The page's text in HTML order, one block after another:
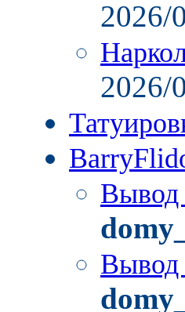
2026/
2026/
Вывод
Вывод